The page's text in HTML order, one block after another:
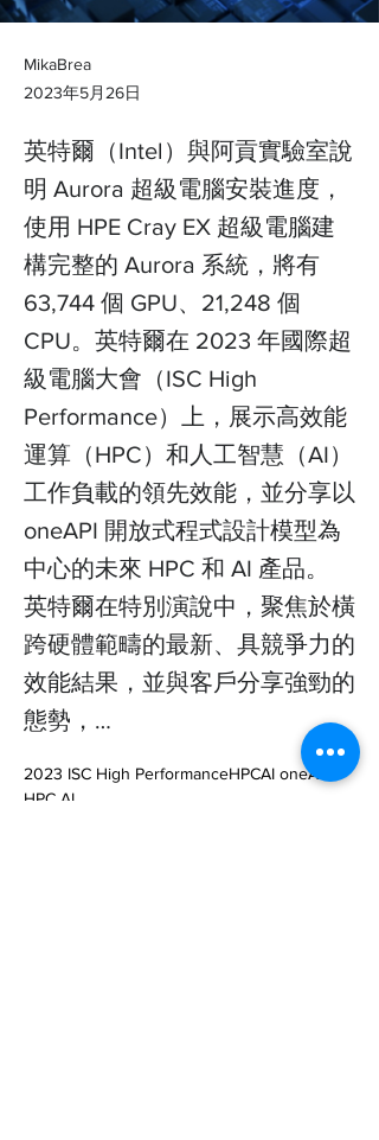
MikaBrea
2023年5月26日
英特爾（Intel）與阿貢實驗室說
明 Aurora 超級電腦安裝進度，
使用 HPE Cray EX 超級電腦建
構完整的 Aurora 系統，將有
63,744 個 GPU、21,248 個
CPU。英特爾在 2023 年國際超
級電腦大會（ISC High
Performance）上，展示高效能
運算（HPC）和人工智慧（AI）
工作負載的領先效能，並分享以
oneAPI 開放式程式設計模型為
中心的未來 HPC 和 AI 產品。
英特爾在特別演說中，聚焦於橫
跨硬體範疇的最新、具競爭力的
效能結果，並與客戶分享強勁的
態勢，…
2023 ISC High PerformanceHPCAI oneAPI
HPC AI